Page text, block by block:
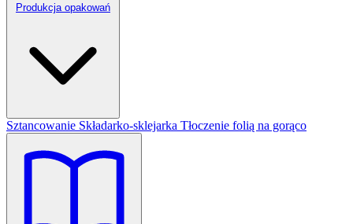
Produkcja opakowań
Sztancowanie Składarko-sklejarka Tłoczenie folią na gorąco